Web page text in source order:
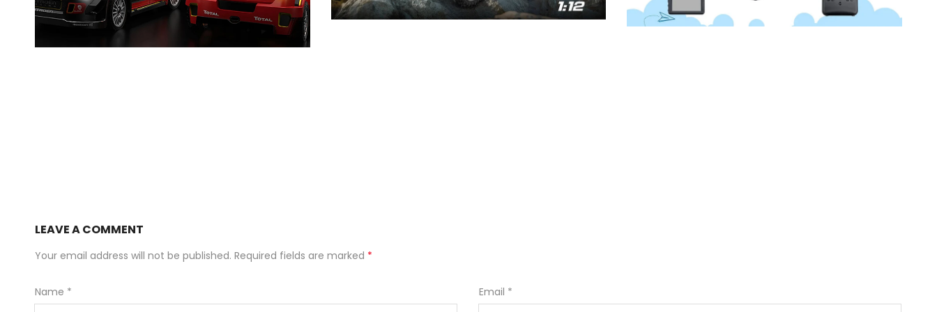
LEAVE A COMMENT
Your email address will not be published. Required fields are marked *
Name * Email *